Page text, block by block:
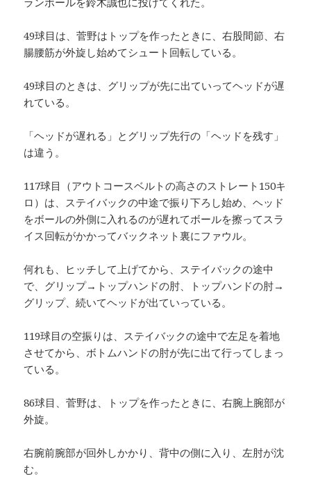
49球目は、菅野はトップを作ったときに、右股間節、右
腸腰筋が外旋し始めてシュート回転している。
49球目のときは、グリップが先に出ていってヘッドが遅
れている。
「ヘッドが遅れる」とグリップ先行の「ヘッドを残す」
は違う。
117球目（アウトコースベルトの高さのストレート150キ
ロ）は、ステイバックの中途で振り下ろし始め、ヘッド
をボールの外側に入れるのが遅れてボールを擦ってスラ
イス回転がかかってバックネット裏にファウル。
何れも、ヒッチして上げてから、ステイバックの途中
で、グリップ→トップハンドの肘、トップハンドの肘→
グリップ、続いてヘッドが出ていっている。
119球目の空振りは、ステイバックの途中で左足を着地
させてから、ボトムハンドの肘が先に出て行ってしまっ
ている。
86球目、菅野は、トップを作ったときに、右腕上腕部が
外旋。
右腕前腕部が回外しかかり、背中の側に入り、左肘が沈
む。